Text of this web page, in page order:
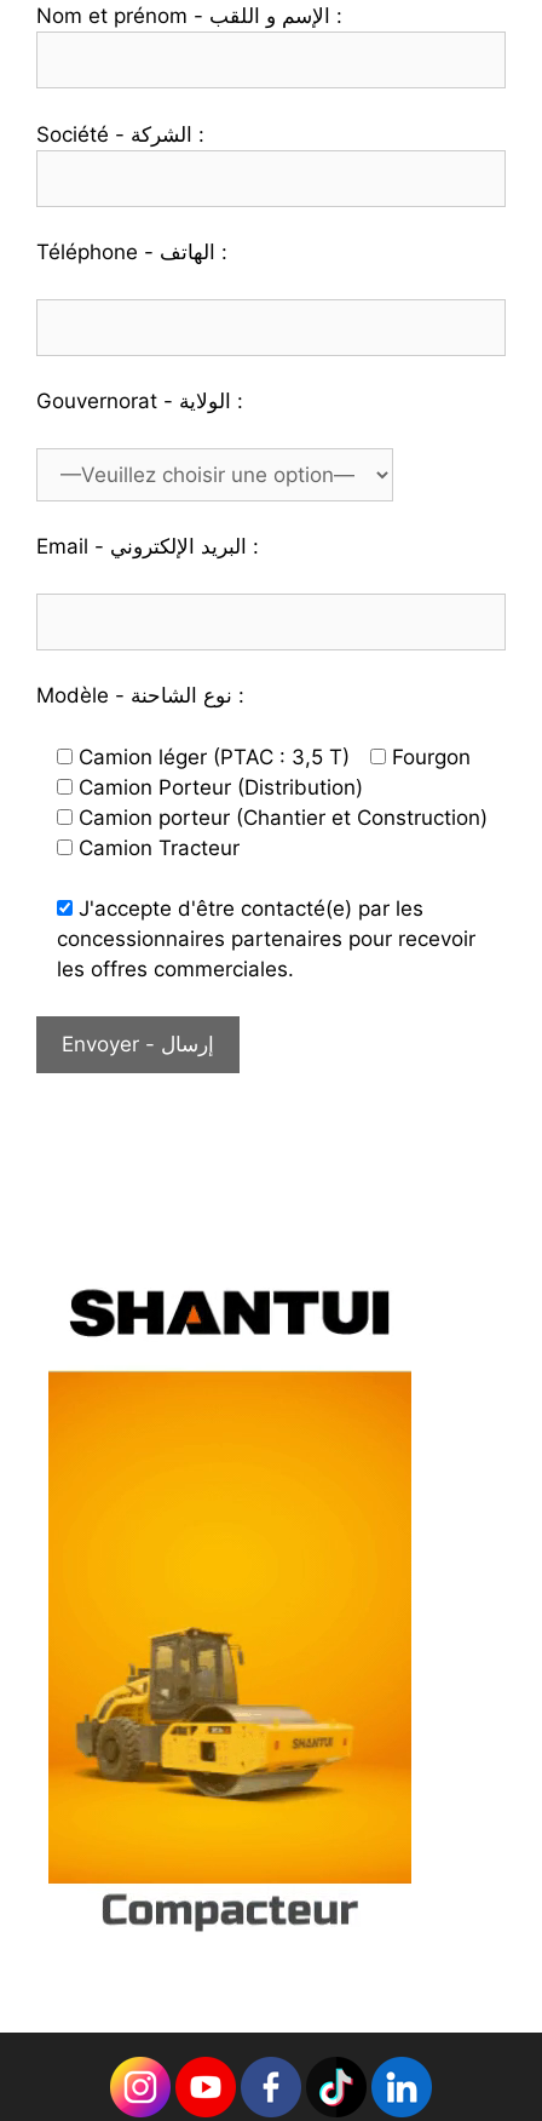
Nom et prénom - الإسم و اللقب :
Société - الشركة :
Téléphone - الهاتف :
Gouvernorat - الولاية :
Email - البريد الإلكتروني :
Modèle - نوع الشاحنة :
Camion léger (PTAC : 3,5 T)
Fourgon
Camion Porteur (Distribution)
Camion porteur (Chantier et Construction)
Camion Tracteur
J'accepte d'être contacté(e) par les
concessionnaires partenaires pour recevoir
les offres commerciales.